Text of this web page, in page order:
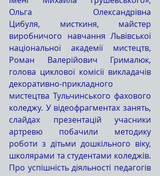
Ольга Олександрівна
Цибуля, мисткиня, майстер
виробничого навчання Львівської
національної академії мистецтв,
Роман Валерійович Грималюк,
голова циклової комісії викладачів
декоративно-прикладного
мистецтва Тульчинського фахового
коледжу. У відеофрагментах занять,
слайдах презентацій учасники
артревю побачили методику
роботи з дітьми дошкільного віку,
школярами та студентами коледжів.
Про успішність діяльності педагогів